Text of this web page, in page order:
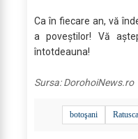
Ca în fiecare an, vă
a poveștilor! Vă
întotdeauna!
Sursa:DorohoiNews.ro
botoşani